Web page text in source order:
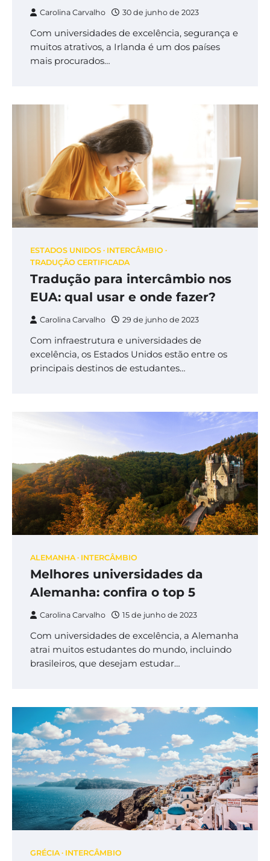
Carolina Carvalho 30 de junho de 2023
Com universidades de excelência, segurança e
muitos atrativos, a Irlanda é um dos países
mais procurados…
ESTADOS UNIDOS
INTERCÂMBIO
TRADUÇÃO CERTIFICADA
Tradução para intercâmbio nos
EUA: qual usar e onde fazer?
Carolina Carvalho 29 de junho de 2023
Com infraestrutura e universidades de
excelência, os Estados Unidos estão entre os
principais destinos de estudantes…
ALEMANHA INTERCÂMBIO
Melhores universidades da
Alemanha: confira o top 5
Carolina Carvalho 15 de junho de 2023
Com universidades de excelência, a Alemanha
atrai muitos estudantes do mundo, incluindo
brasileiros, que desejam estudar…
GRÉCIA INTERCÂMBIO